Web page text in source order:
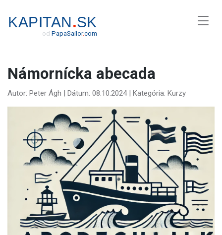
KAPITAN.SK
od PapaSailor.com
Námornícka abecada
Autor: Peter Ágh | Dátum: 08.10.2024 | Kategória: Kurzy